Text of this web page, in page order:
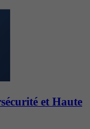
et Haute